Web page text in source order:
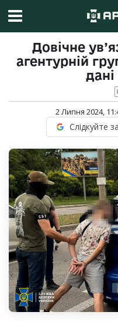
Довічне
агентурній
2 Липня 2024,
Слідкуйте